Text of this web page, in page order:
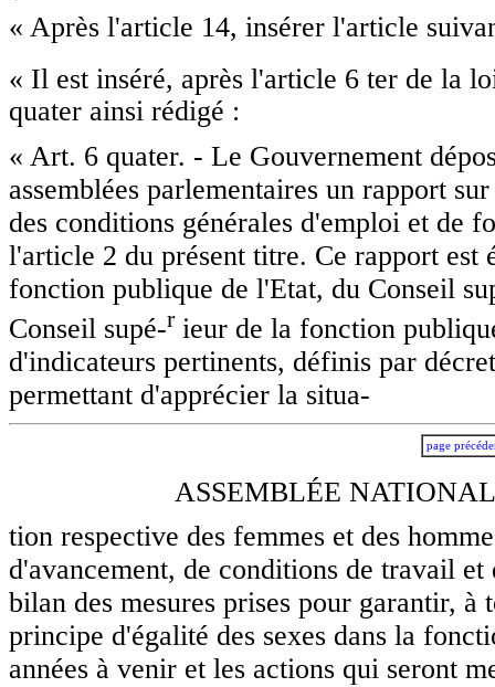
« Après l'article 14, insérer l'article
« Il est inséré, après l'article 6 ter de la
quater ainsi rédigé :
« Art. 6 quater. - Le Gouvernement
assemblées parlementaires un rapport
des conditions générales d'emploi et de
l'article 2 du présent titre. Ce rapport est
fonction publique de l'Etat, du Conseil
Conseil supé-rieur de la fonction
d'indicateurs pertinents, définis par
permettant d'apprécier la situa-
page
ASSEMBLÉE
tion respective des femmes et des
d'avancement, de conditions de travail
bilan des mesures prises pour garantir,
principe d'égalité des sexes dans la
années à venir et les actions qui seront